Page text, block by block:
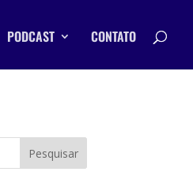
PODCAST CONTATO